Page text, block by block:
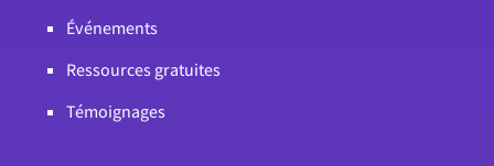
Événements
Ressources gratuites
Témoignages